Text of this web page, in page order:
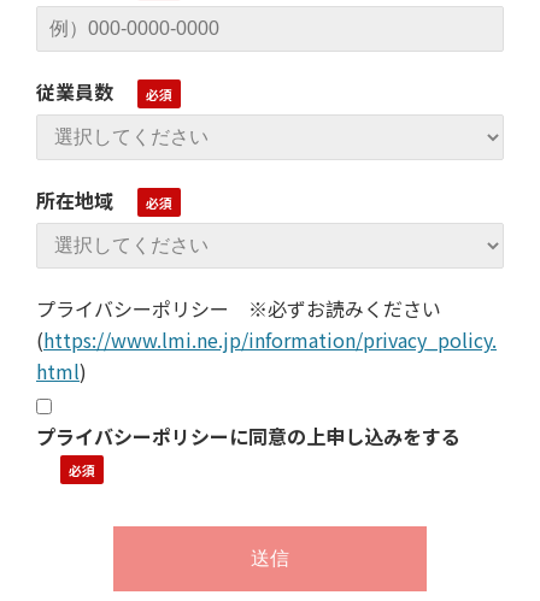
従業員数
所在地域
プライバシーポリシー ※必ずお読みください
(https://www.lmi.ne.jp/information/privacy_policy.
html)
プライバシーポリシーに同意の上申し込みをする